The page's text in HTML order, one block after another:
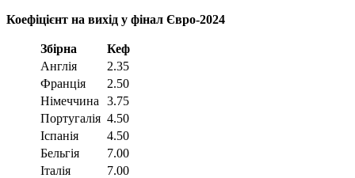
Коефіцієнт на вихід у фінал Євро-2024
Збірна
Кеф
Англія
2.35
Франція
2.50
Німеччина
3.75
Португалія 4.50
Іспанія
4.50
Бельгія
7.00
Італія
7.00